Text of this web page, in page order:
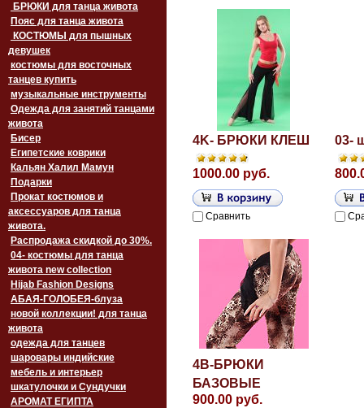
БРЮКИ для танца живота
Пояс для танца живота
девушек
костюмы для восточных
танцев купить
музыкальные инструменты
Одежда для занятий танцами
живота
Бисер
Египетские коврики
Кальян Халил Мамун
Подарки
Прокат костюмов и
аксессуаров для танца
живота.
Распродажа скидкой до 30%.
04- костюмы для танца
живота new collection
Hijab Fashion Designs
АБАЯ-ГОЛОБЕЯ-блуза
новой коллекции! для танца
живота
одежда для танцев
шаровары индийские
мебель и интерьер
шкатулочки и Сундучки
АРОМАТ ЕГИПТА
4K- БРЮКИ КЛЕШ
1000.00 руб.
Сравнить
03-
4B-БРЮКИ
БАЗОВЫЕ
900.00 руб.